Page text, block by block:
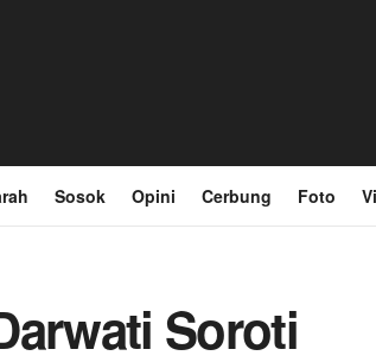
Sosok Opini Cerbung Foto
Soroti